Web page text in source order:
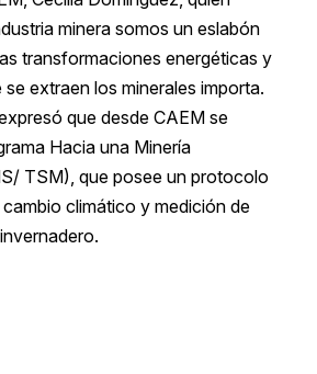
minera somos un eslabón
transformaciones energéticas y
se extraen los minerales importa.
que desde CAEM se
Hacia una Minería
TSM), que posee un protocolo
climático y medición de